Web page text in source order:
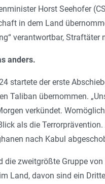
Horst Seehofer
in dem Land
verantwortbar,
anders.
startete der erste
Taliban übernommen.
verkündet.
als die
nach Kabul
die zweitgrößte Gruppe
Land, davon sind ein